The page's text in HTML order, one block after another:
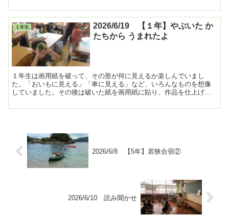
１年生
2026/6/19 【１年】やぶいた か
たちから うまれたよ
１年生は画用紙を破って、その形が何に見えるか楽しんでいまし
た。「おいもに見える」「車に見える」など、いろんなものを想像
していました。その後は破いた紙を画用紙に貼り、作品を仕上げま
2026/6/8 【5年】若狭合宿②
2026/6/10 読み聞かせ